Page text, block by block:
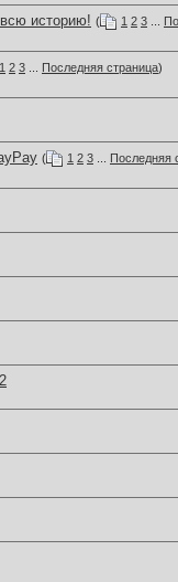
историю! ( 1 2 3
1 2 3 Последняя страница)
( 1 2 3 Последняя